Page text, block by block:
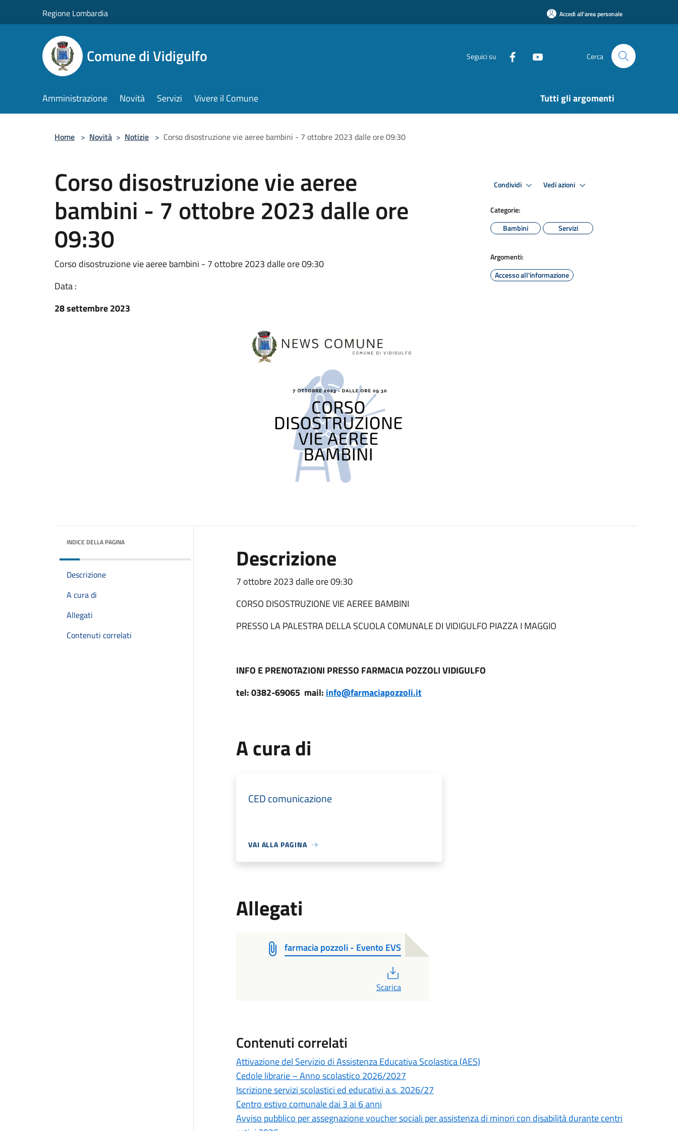
Regione Lombardia Accedi all'area personale
Comune di Vidigulfo Seguici su Cerca
Amministrazione Novità Servizi Vivere il Comune Tutti gli argomenti
Home > Novità > Notizie > Corso disostruzione vie aeree bambini - 7 ottobre 2023 dalle ore 09:30
Corso disostruzione vie aeree
bambini - 7 ottobre 2023 dalle ore
09:30
Corso disostruzione vie aeree bambini - 7 ottobre 2023 dalle ore 09:30
Data :
28 settembre 2023
Condividi Vedi azioni
Categorie:
Bambini
Servizi
Argomenti:
Accesso all'informazione
INDICE DELLA PAGINA
Descrizione
A cura di
Allegati
Contenuti correlati
Descrizione
7 ottobre 2023 dalle ore 09:30
CORSO DISOSTRUZIONE VIE AEREE BAMBINI
PRESSO LA PALESTRA DELLA SCUOLA COMUNALE DI VIDIGULFO PIAZZA I MAGGIO
INFO E PRENOTAZIONI PRESSO FARMACIA POZZOLI VIDIGULFO
tel: 0382-69065 mail: info@farmaciapozzoli.it
A cura di
CED comunicazione
VAI ALLA PAGINA
Allegati
farmacia pozzoli - Evento EVS
Scarica
Contenuti correlati
Attivazione del Servizio di Assistenza Educativa Scolastica (AES)
Cedole librarie – Anno scolastico 2026/2027
Iscrizione servizi scolastici ed educativi a.s. 2026/27
Centro estivo comunale dai 3 ai 6 anni
Avviso pubblico per assegnazione voucher sociali per assistenza di minori con disabilità durante centri